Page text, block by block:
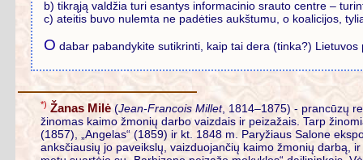
b) tikrąją valdžia turi esantys informacinio srauto centre –
c) ateitis buvo nulemta ne padėties aukštumu, o koalicijos,
O dabar pabandykite sutikrinti, kaip tai dera (tinka?)
*) Žanas Milė (Jean-Francois Millet, 1814–1875) - prancūzų
žinomas kaimo žmonių darbo vaizdais ir peizažais. Tarp
(1857), „Angelas“ (1859) ir kt. 1848 m. Paryžiaus Salone
anksčiausių jo paveikslų, vaizduojančių kaimo žmonių darbą,